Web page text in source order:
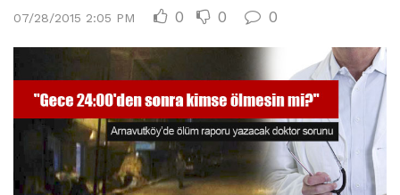
07/28/2015 2:05 PM 0 0 0